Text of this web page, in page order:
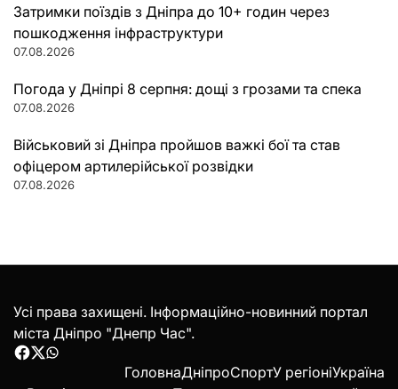
Затримки поїздів з Дніпра до 10+ годин через
пошкодження інфраструктури
07.08.2026
Погода у Дніпрі 8 серпня: дощі з грозами та спека
07.08.2026
Військовий зі Дніпра пройшов важкі бої та став
офіцером артилерійської розвідки
07.08.2026
Усі права захищені. Інформаційно-новинний портал
міста Дніпро "Днепр Час".
Facebook
Twitter
WhatsApp
ГоловнаДніпроСпортУ регіоніУкраїна